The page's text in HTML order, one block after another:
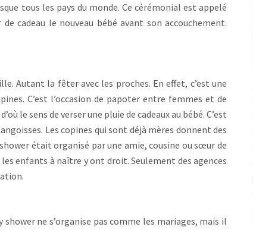
tous les pays du monde. Ce cérémonial est appelé
cadeau le nouveau bébé avant son accouchement.
Autant la fêter avec les proches. En effet, c’est une
C’est l’occasion de papoter entre femmes et de
le sens de verser une pluie de cadeaux au bébé. C’est
Les copines qui sont déjà mères donnent des
était organisé par une amie, cousine ou sœur de
enfants à naître y ont droit. Seulement des agences
ne s’organise pas comme les mariages, mais il